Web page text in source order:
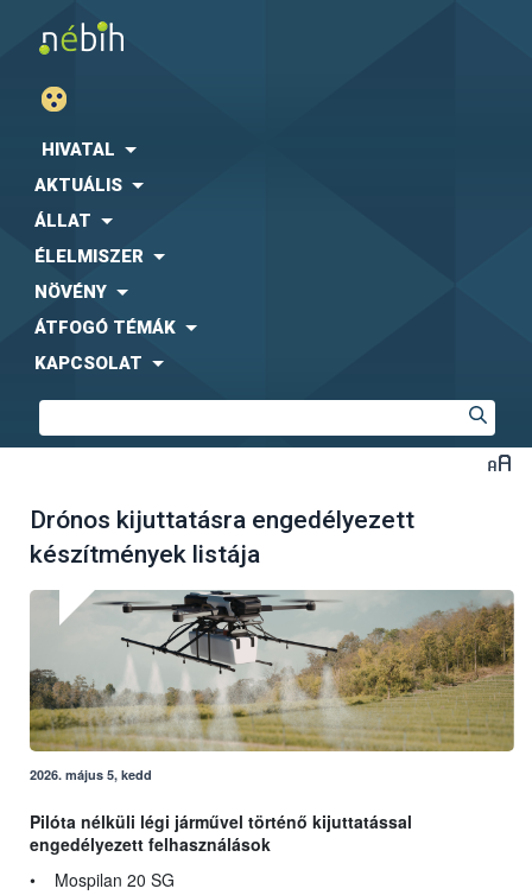
HIVATAL
AKTUÁLIS
ÁLLAT
ÉLELMISZER
NÖVÉNY
ÁTFOGÓ TÉMÁK
KAPCSOLAT
Drónos kijuttatásra engedélyezett
készítmények listája
2026. május 5, kedd
Pilóta nélküli légi járművel történő kijuttatással
engedélyezett felhasználások
• Mospilan 20 SG